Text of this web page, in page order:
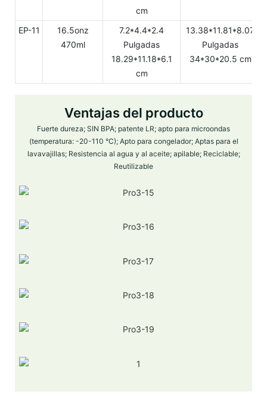
cm
EP-11
16.5onz
470ml
7.2*4.4*2.4
Pulgadas
18.29*11.18*6.1
cm
13.38*11.81*8.07
Pulgadas
34*30*20.5 cm
Ventajas del producto
Fuerte dureza; SIN BPA; patente LR; apto para microondas
(temperatura: -20-110 °C); Apto para congelador; Aptas para el
lavavajillas; Resistencia al agua y al aceite; apilable; Reciclable;
Reutilizable